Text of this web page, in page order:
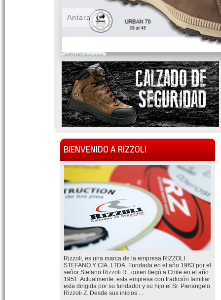
WOWSlider.com
Antara
BIENVENIDO A RIZZOLI
Rizzoli, es una marca de la empresa RIZZOLI
STEFANO Y CIA. LTDA. Fundada en el año 1963 por el
señor Stefano Rizzoli R., quien llegó a Chile en el año
1951. Actualmente, esta empresa con tradición familiar
esta dirigida por su fundador y su hijo el Sr. Pierangelo
Rizzoli Z. Desde sus inicios ....